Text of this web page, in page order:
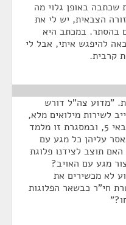
שכתבה באופן גלוי מה
הצבאית, יש לי את
בהסתר. במכתב היא
להיפגש איתי, אבל לי
קרבית.
"מדוע צה"ל דורש
לשירות מילואים מלא,
מכשיר אותן הכשרת חי"ר ברמת רובאי 5, ובמסגרת זו מלמד
עליהן כל מגע עם
תוצב לצידנו פלוגת
מגע עם האויב?
לא מכשירים את
חי"ר כבשאר הפלוגות